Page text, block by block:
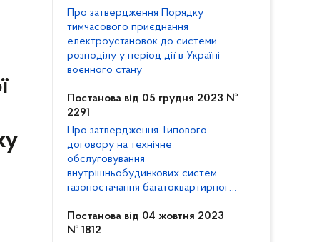
Про затвердження Порядку
тимчасового приєднання
електроустановок до системи
розподілу у період дії в Україні
воєнного стану
Постанова від 05 грудня 2023 №
2291
Про затвердження Типового
договору на технічне
обслуговування
внутрішньобудинкових систем
газопостачання багатоквартирного
Кодексу газорозподільних систем
Постанова від 04 жовтня 2023
№ 1812